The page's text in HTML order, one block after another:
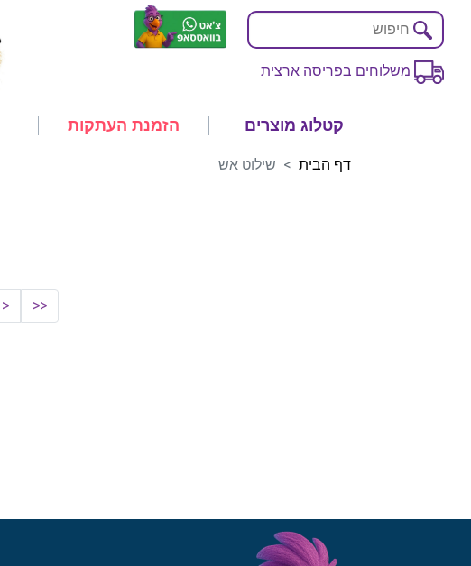
משלוחים בפריסה ארצית
קטלוג מוצרים הזמנת העתקות
דף הבית שילוט אש
<<
<